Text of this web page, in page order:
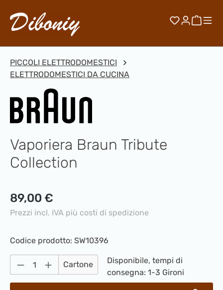
Passa al contenuto principale
Hai 0Il
PICCOLI ELETTRODOMESTICI
ELETTRODOMESTICI DA CUCINA
Vaporiera Braun Tribute
Collection
Prezzo normale:
89,00 €
Prezzi incl. IVA più costi di spedizione
Codice prodotto: SW10396
Quantità del prodotto: inserisci la
Cartone
Disponibile, tempi di
consegna: 1-3 Gironi